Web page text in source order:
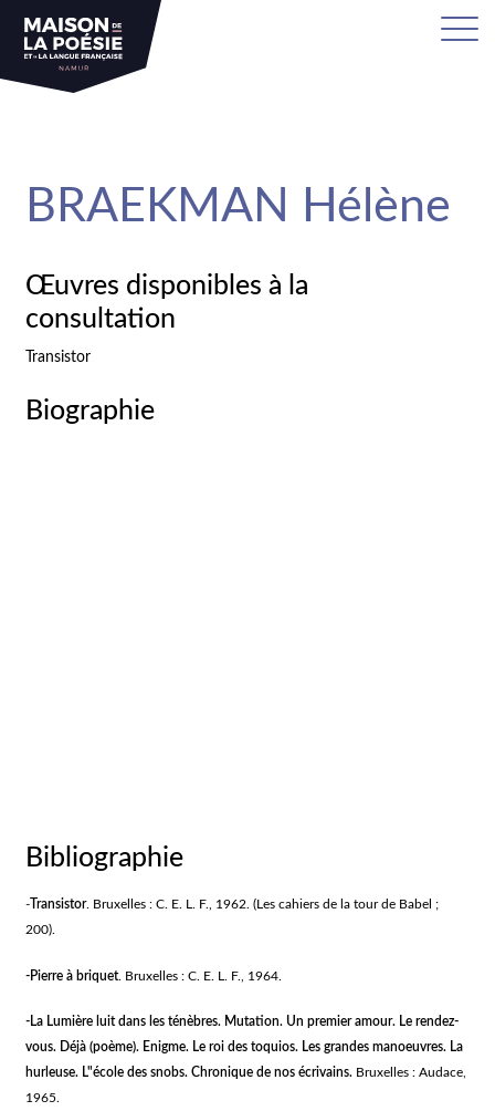
BRAEKMAN Hélène
Œuvres disponibles à la
consultation
Transistor
Biographie
Bibliographie
- Transistor. Bruxelles : C. E. L. F., 1962. (Les cahiers de la tour de Babel ;
200).
-Pierre à briquet. Bruxelles : C. E. L. F., 1964.
-La Lumière luit dans les ténèbres. Mutation. Un premier amour. Le rendez-
vous. Déjà (poème). Enigme. Le roi des toquios. Les grandes manoeuvres. La
hurleuse. L"école des snobs. Chronique de nos écrivains. Bruxelles : Audace,
1965.